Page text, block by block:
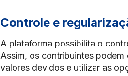
Controle e
A plataforma possibilita o
Assim, os contribuintes
valores devidos e utilizar as